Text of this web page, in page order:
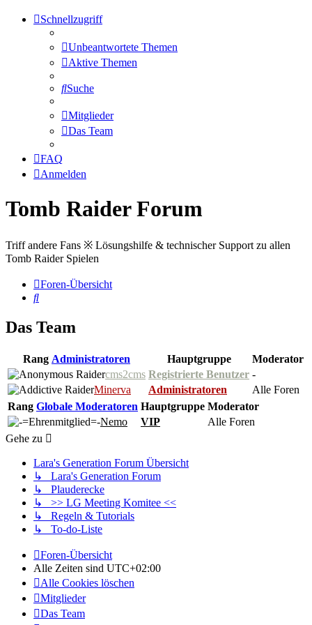
Schnellzugriff
Unbeantwortete Themen
Aktive Themen
Suche
Mitglieder
Das Team
FAQ
Anmelden
Tomb Raider Forum
Triff andere Fans ※ Lösungshilfe & technischer Support zu allen
Tomb Raider Spielen
Foren-Übersicht
Suche
Das Team
Rang Administratoren Hauptgruppe
Moderator
cms2cms Registrierte Benutzer -
Minerva
Administratoren
Alle Foren
Rang Globale Moderatoren Hauptgruppe Moderator
Nemo
VIP
Alle Foren
Gehe zu
Lara's Generation Forum Übersicht
↳ Lara's Generation Forum
↳ Plauderecke
↳ >> LG Meeting Komitee <<
↳ Regeln & Tutorials
↳ To-do-Liste
Foren-Übersicht
Alle Zeiten sind UTC+02:00
Alle Cookies löschen
Mitglieder
Das Team